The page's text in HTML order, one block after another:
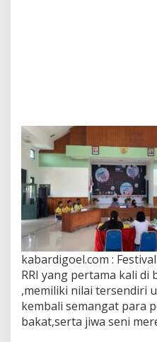
kabardigoel.com :
RRI yang pertama kali
,memiliki nilai tersendiri
kembali semangat para
bakat,serta jiwa seni